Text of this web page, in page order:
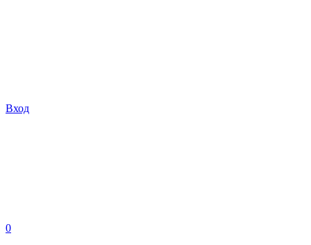
Вход
0